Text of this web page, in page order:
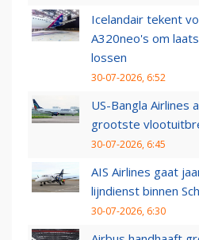
Icelandair tekent
A320neo's om
lossen
30-07-2026, 6:52
US-Bangla Airlines
grootste
30-07-2026, 6:45
AIS Airlines gaat
lijndienst binnen
30-07-2026, 6:30